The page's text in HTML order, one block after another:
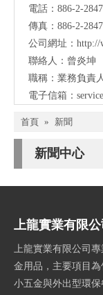
電話：886-2-
傳真：886-2-
公司網址： http://
聯絡人：曾炎坤
職稱：業務負責
電子信箱：
首頁 » 新聞
新聞中心
上龍實業有限公
上龍實業有限公司
金用品，主要項目
小五金與外出型環